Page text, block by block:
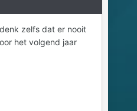
zelfs dat er nooit
het volgend jaar